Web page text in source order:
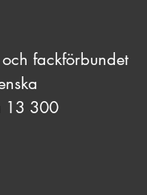
fackförbundet
13 300